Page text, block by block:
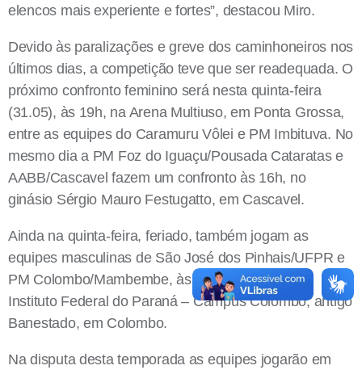
elencos mais experiente e fortes”, destacou Miro.
Devido às paralizações e greve dos caminhoneiros nos
últimos dias, a competição teve que ser readequada. O
próximo confronto feminino será nesta quinta-feira
(31.05), às 19h, na Arena Multiuso, em Ponta Grossa,
entre as equipes do Caramuru Vôlei e PM Imbituva. No
mesmo dia a PM Foz do Iguaçu/Pousada Cataratas e
AABB/Cascavel fazem um confronto às 16h, no
ginásio Sérgio Mauro Festugatto, em Cascavel.
Ainda na quinta-feira, feriado, também jogam as
equipes masculinas de São José dos Pinhais/UFPR e
PM Colombo/Mambembe, às 10h, no ginásio do
Instituto Federal do Paraná – Campus Colombo, antigo
Banestado, em Colombo.
Na disputa desta temporada as equipes jogarão em